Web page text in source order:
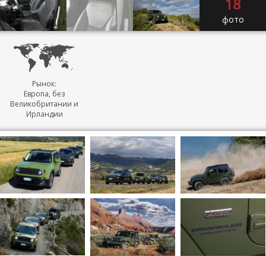
18
фото
Рынок:
Европа, без
Великобритании и
Ирландии